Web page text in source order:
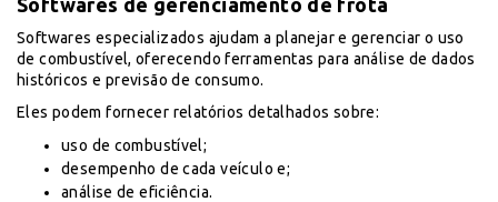
Softwares de gerenciamento de frota
Softwares especializados ajudam a planejar e gerenciar o uso
de combustível, oferecendo ferramentas para análise de dados
históricos e previsão de consumo.
Eles podem fornecer relatórios detalhados sobre:
uso de combustível;
desempenho de cada veículo e;
análise de eficiência.